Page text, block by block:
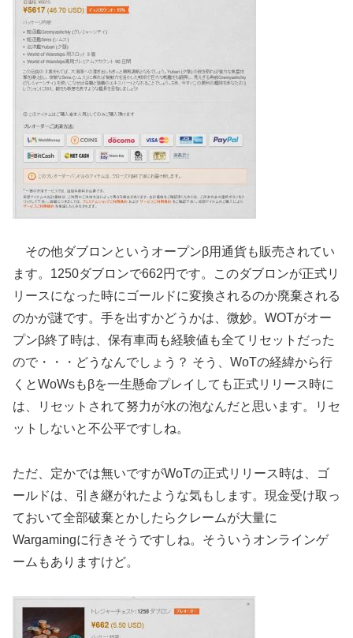
その他ダブロンというオープンβ用通貨も販売されてい
ます。1250ダブロンで662円です。このダブロンが正式リ
リースになった時にゴールドに変換されるのか廃棄される
のかが謎です。手を出すかどうかは、微妙。WOTがオー
プンβ終了時は、保有車両も経験値も全てリセットだった
ので・・・どうなんでしょう？ そう、WoTの経緯から行
くとWoWsもβを一生懸命プレイしても正式リリース時に
は、リセットされて努力が水の泡なんだと思います。リセ
ットしないと不公平ですしね。
ただ、定かでは無いですがWoTの正式リリース時は、ゴ
ールドは、引き継がれたような気もします。現金受け取っ
ておいて全部破棄とかしたらクレームが大量に
Wargamingに行きそうですしね。そういうオンラインゲ
ームもありますけど。